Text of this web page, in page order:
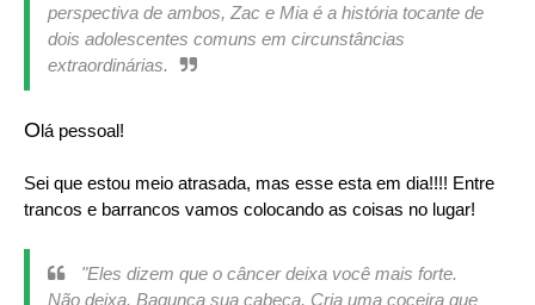
perspectiva de ambos, Zac e Mia é a história tocante de
dois adolescentes comuns em circunstâncias
extraordinárias.
Olá pessoal!
Sei que estou meio atrasada, mas esse esta em dia!!!! Entre
trancos e barrancos vamos colocando as coisas no lugar!
"Eles dizem que o câncer deixa você mais forte.
Não deixa. Bagunça sua cabeça. Cria uma coceira que